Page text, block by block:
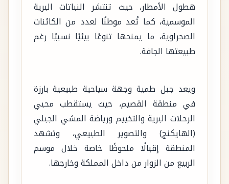
هطول الأمطار، حيث تنتشر النباتات البرية
الموسمية، كما تُعد موطنًا لعدد من الكائنات
الصحراوية، ما يمنحها تنوعًا بيئيًا نسبيًا رغم
طبيعتها الجافة.
ويعد جبل طمية وجهة سياحية طبيعية بارزة
في منطقة القصيم، حيث يستقطب محبي
الرحلات البرية والتخييم ورياضة المشي الجبلي
(الهايكنج) والتصوير الطبيعي، وتشهد
المنطقة إقبالًا ملحوظًا خاصة خلال موسم
الربيع من الزوار من داخل المملكة وخارجها.